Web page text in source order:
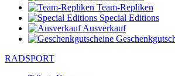
Team-Repliken
Special Editions
Ausverkauf
RADSPORT